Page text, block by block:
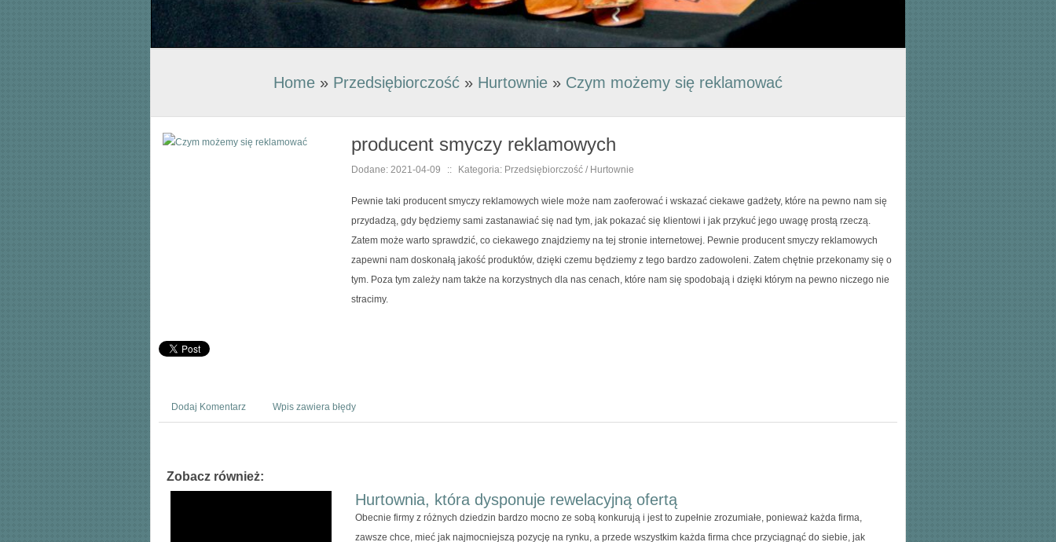
Home » Przedsiębiorczość » Hurtownie » Czym możemy się reklamować
producent smyczy reklamowych
Dodane: 2021-04-09 :: Kategoria: Przedsiębiorczość / Hurtownie
Pewnie taki producent smyczy reklamowych wiele może nam zaoferować i wskazać ciekawe gadżety, które na pewno nam się
przydadzą, gdy będziemy sami zastanawiać się nad tym, jak pokazać się klientowi i jak przykuć jego uwagę prostą rzeczą.
Zatem może warto sprawdzić, co ciekawego znajdziemy na tej stronie internetowej. Pewnie producent smyczy reklamowych
zapewni nam doskonałą jakość produktów, dzięki czemu będziemy z tego bardzo zadowoleni. Zatem chętnie przekonamy się o
tym. Poza tym zależy nam także na korzystnych dla nas cenach, które nam się spodobają i dzięki którym na pewno niczego nie
stracimy.
Dodaj Komentarz Wpis zawiera błędy
Zobacz również:
Hurtownia, która dysponuje rewelacyjną ofertą
Obecnie firmy z różnych dziedzin bardzo mocno ze sobą konkurują i jest to zupełnie zrozumiałe, ponieważ każda firma,
zawsze chce, mieć jak najmocniejszą pozycję na rynku, a przede wszystkim każda firma chce przyciągnąć do siebie, jak